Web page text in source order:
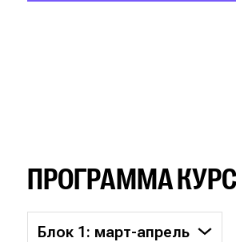
ПРОГРАММА
Блок 1: март-апрель